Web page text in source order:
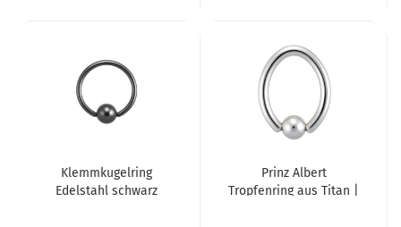
Klemmkugelring
Edelstahl schwarz
Prinz Albert
Tropfenring aus Titan |